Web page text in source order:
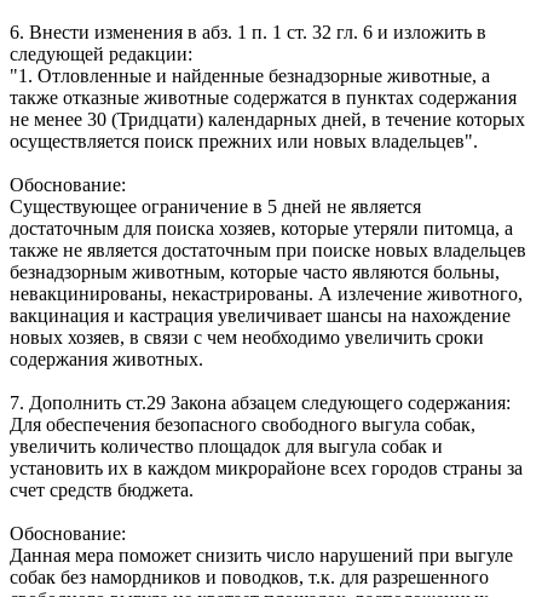
6. Внести изменения в абз. 1 п. 1 ст. 32 гл. 6 и изложить в
следующей редакции:
"1. Отловленные и найденные безнадзорные животные, а
также отказные животные содержатся в пунктах содержания
не менее 30 (Тридцати) календарных дней, в течение которых
осуществляется поиск прежних или новых владельцев".
Обоснование:
Существующее ограничение в 5 дней не является
достаточным для поиска хозяев, которые утеряли питомца, а
также не является достаточным при поиске новых владельцев
безнадзорным животным, которые часто являются больны,
невакцинированы, некастрированы. А излечение животного,
вакцинация и кастрация увеличивает шансы на нахождение
новых хозяев, в связи с чем необходимо увеличить сроки
содержания животных.
7. Дополнить ст.29 Закона абзацем следующего содержания:
Для обеспечения безопасного свободного выгула собак,
увеличить количество площадок для выгула собак и
установить их в каждом микрорайоне всех городов страны за
счет средств бюджета.
Обоснование:
Данная мера поможет снизить число нарушений при выгуле
собак без намордников и поводков, т.к. для разрешенного